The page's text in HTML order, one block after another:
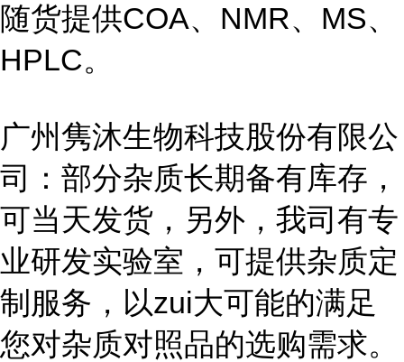
随货提供COA、NMR、MS、
HPLC。
广州隽沐生物科技股份有限公
司：部分杂质长期备有库存，
可当天发货，另外，我司有专
业研发实验室，可提供杂质定
制服务，以zui大可能的满足
您对杂质对照品的选购需求。